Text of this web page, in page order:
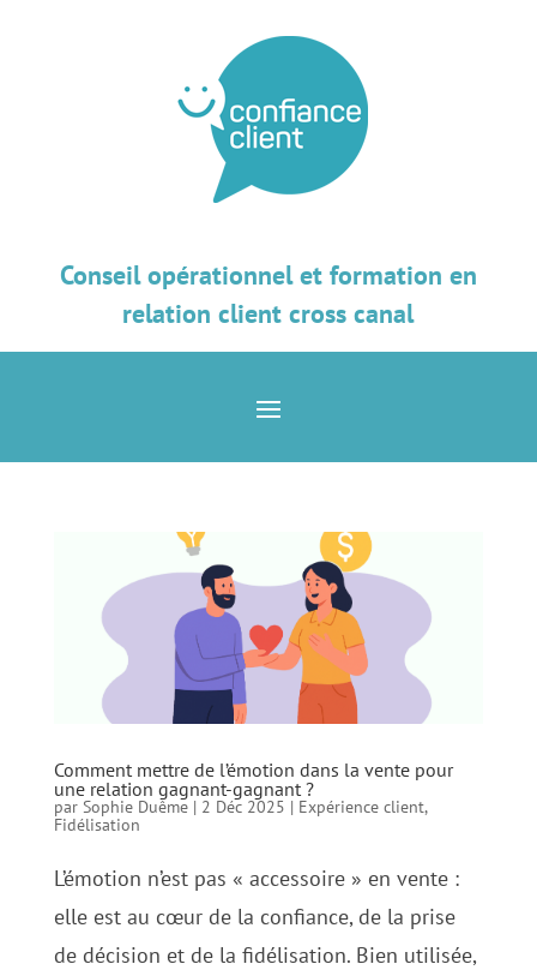
Conseil opérationnel et formation en
relation client cross canal
Comment mettre de l’émotion dans la vente pour
une relation gagnant-gagnant ?
par Sophie Duême| 2 Déc 2025 | Expérience client,
Fidélisation
L’émotion n’est pas « accessoire » en vente :
elle est au cœur de la confiance, de la prise
de décision et de la fidélisation. Bien utilisée,